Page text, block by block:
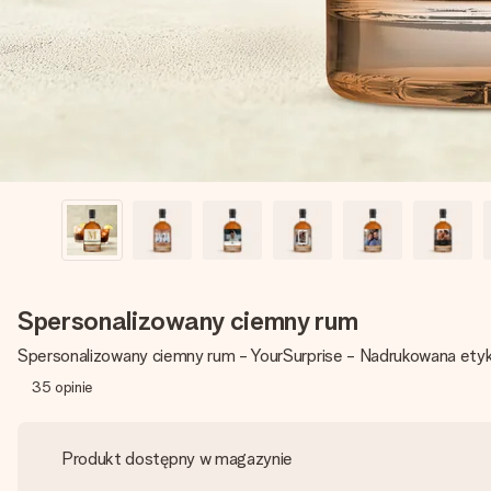
Spersonalizowany ciemny rum
Spersonalizowany ciemny rum - YourSurprise - Nadrukowana
35 opinie
Produkt dostępny w magazynie